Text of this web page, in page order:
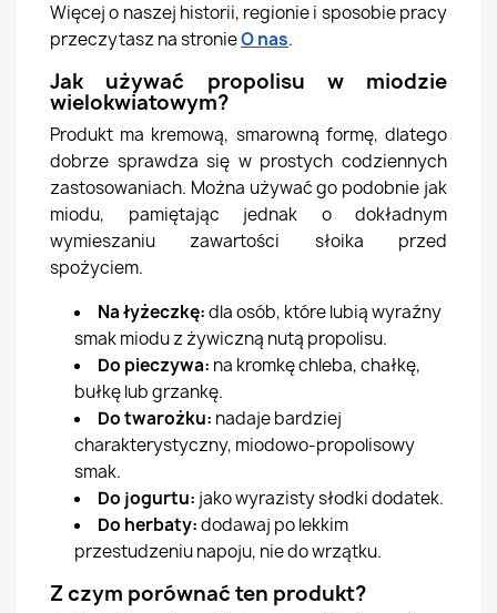
Więcej o naszej historii, regionie i sposobie pracy
przeczytasz na stronieO nas.
Jak używać propolisu w miodzie
wielokwiatowym?
Produkt ma kremową, smarowną formę, dlatego
dobrze sprawdza się w prostych codziennych
zastosowaniach. Można używać go podobnie jak
miodu, pamiętając jednak o dokładnym
wymieszaniu zawartości słoika przed
spożyciem.
Na łyżeczkę:dla osób, które lubią wyraźny
smak miodu z żywiczną nutą propolisu.
Do pieczywa: na kromkę chleba, chałkę,
bułkę lub grzankę.
Do twarożku: nadaje bardziej
charakterystyczny, miodowo-propolisowy
smak.
Do jogurtu: jako wyrazisty słodki dodatek.
Do herbaty:dodawaj po lekkim
przestudzeniu napoju, nie do wrzątku.
Z czym porównać ten produkt?